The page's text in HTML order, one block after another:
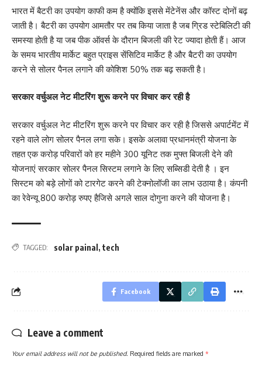
भारत में बैटरी का उपयोग काफी कम है क्योंकि इससे मेंटेनेंस और कॉस्ट दोनों बढ़
जाती है। बैटरी का उपयोग आमतौर पर तब किया जाता है जब ग्रिड स्टेबिलिटी की
समस्या होती है या जब पीक ऑवर्स के दौरान बिजली की रेट ज्यादा होती हैं। आज
के समय भारतीय मार्केट बहुत प्राइस सेंसिटिव मार्केट है और बैटरी का उपयोग
करने से सोलर पैनल लगाने की कोशिश 50% तक बढ़ सकती है।
सरकार वर्चुअल नेट मीटरिंग शुरू करने पर विचार कर रही है
सरकार वर्चुअल नेट मीटरिंग शुरू करने पर विचार कर रही है जिससे अपार्टमेंट में
रहने वाले लोग सोलर पैनल लगा सके। इसके अलावा प्रधानमंत्री योजना के
तहत एक करोड़ परिवारों को हर महीने 300 यूनिट तक मुफ्त बिजली देने की
योजनाएं सरकार सोलर पैनल सिस्टम लगाने के लिए सब्सिडी देती है । इन
सिस्टम को बड़े लोगों को टारगेट करने की टेक्नोलॉजी का लाभ उठाया है। कंपनी
का रेवेन्यू 800 करोड़ रुपए हैजिसे अगले साल दोगुना करने की योजना है।
TAGGED: solar painal , tech
Facebook
Leave a comment
Your email address will not be published. Required fields are marked *